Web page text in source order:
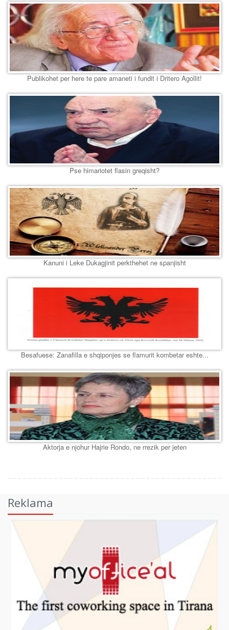
Publikohet per here te pare amaneti i fundit i Dritero Agollit!
Pse himariotet flasin greqisht?
Kanuni i Leke Dukagjinit perkthehet ne spanjisht
Besafuese: Zanafilla e shqiponjes se flamurit kombetar eshte...
Aktorja e njohur Hajrie Rondo, ne rrezik per jeten
Reklama